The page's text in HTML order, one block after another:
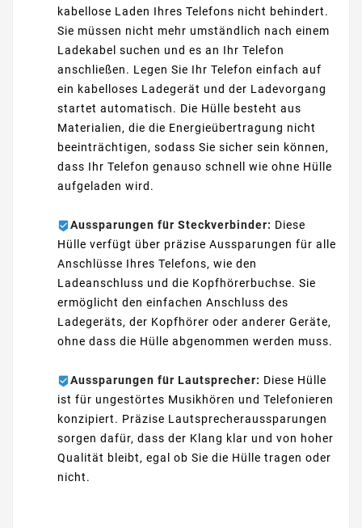
kabellose Laden Ihres Telefons nicht behindert.
Sie müssen nicht mehr umständlich nach einem
Ladekabel suchen und es an Ihr Telefon
anschließen. Legen Sie Ihr Telefon einfach auf
ein kabelloses Ladegerät und der Ladevorgang
startet automatisch. Die Hülle besteht aus
Materialien, die die Energieübertragung nicht
beeinträchtigen, sodass Sie sicher sein können,
dass Ihr Telefon genauso schnell wie ohne Hülle
aufgeladen wird.
Aussparungen für Steckverbinder: Diese
Hülle verfügt über präzise Aussparungen für alle
Anschlüsse Ihres Telefons, wie den
Ladeanschluss und die Kopfhörerbuchse. Sie
ermöglicht den einfachen Anschluss des
Ladegeräts, der Kopfhörer oder anderer Geräte,
ohne dass die Hülle abgenommen werden muss.
Aussparungen für Lautsprecher: Diese Hülle
ist für ungestörtes Musikhören und Telefonieren
konzipiert. Präzise Lautsprecheraussparungen
sorgen dafür, dass der Klang klar und von hoher
Qualität bleibt, egal ob Sie die Hülle tragen oder
nicht.